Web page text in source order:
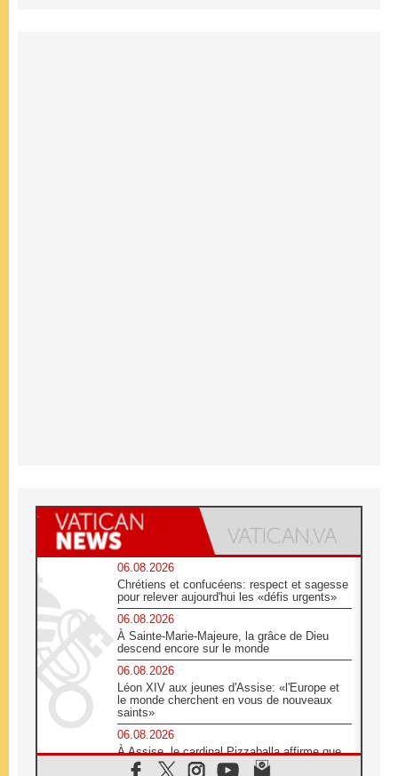
06.08.2026
Chrétiens et confucéens: respect et sagesse
pour relever aujourd'hui les «défis urgents»
06.08.2026
À Sainte-Marie-Majeure, la grâce de Dieu
descend encore sur le monde
06.08.2026
Léon XIV aux jeunes d'Assise: «l'Europe et
le monde cherchent en vous de nouveaux
saints»
06.08.2026
À Assise, le cardinal Pizzaballa affirme que
«les chrétiens veulent la paix»